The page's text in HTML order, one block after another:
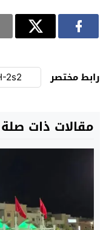
رابط مختصر
مقالات ذات صلة